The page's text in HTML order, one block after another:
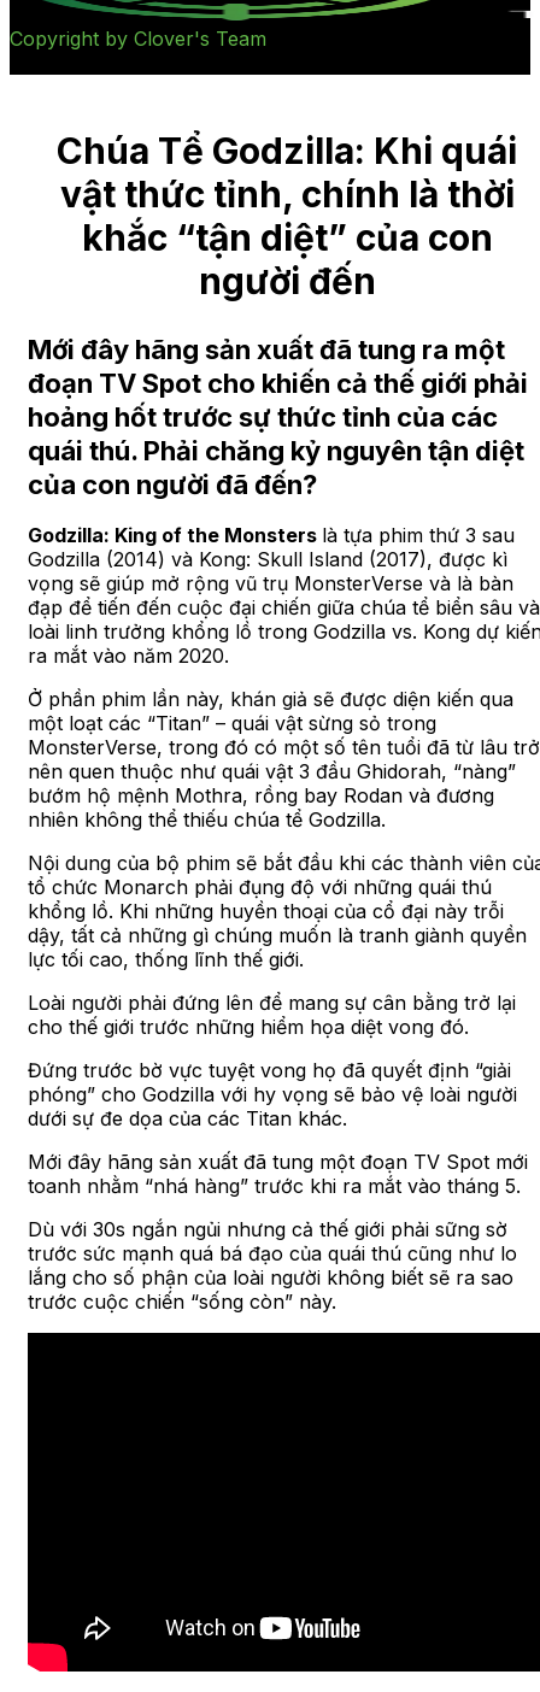
Copyright by Clover's Team
Chúa Tể Godzilla: Khi quái
vật thức tỉnh, chính là thời
khắc “tận diệt” của con
người đến
Mới đây hãng sản xuất đã tung ra một
đoạn TV Spot cho khiến cả thế giới phải
hoảng hốt trước sự thức tỉnh của các
quái thú. Phải chăng kỷ nguyên tận diệt
của con người đã đến?
Godzilla: King of the Monsters là tựa phim thứ 3 sau
Godzilla (2014) và Kong: Skull Island (2017), được kì
vọng sẽ giúp mở rộng vũ trụ MonsterVerse và là bàn
đạp để tiến đến cuộc đại chiến giữa chúa tể biển sâu và
loài linh trưởng khổng lồ trong Godzilla vs. Kong dự
ra mắt vào năm 2020.
Ở phần phim lần này, khán giả sẽ được diện kiến qua
một loạt các “Titan” – quái vật sừng sỏ trong
MonsterVerse, trong đó có một số tên tuổi đã từ lâu trở
nên quen thuộc như quái vật 3 đầu Ghidorah, “nàng”
bướm hộ mệnh Mothra, rồng bay Rodan và đương
nhiên không thể thiếu chúa tể Godzilla.
Nội dung của bộ phim sẽ bắt đầu khi các thành viên
tổ chức Monarch phải đụng độ với những quái thú
khổng lồ. Khi những huyền thoại của cổ đại này trỗi
dậy, tất cả những gì chúng muốn là tranh giành quyền
lực tối cao, thống lĩnh thế giới.
Loài người phải đứng lên để mang sự cân bằng trở lại
cho thế giới trước những hiểm họa diệt vong đó.
Đứng trước bờ vực tuyệt vong họ đã quyết định “giải
phóng” cho Godzilla với hy vọng sẽ bảo vệ loài người
dưới sự đe dọa của các Titan khác.
Mới đây hãng sản xuất đã tung một đoạn TV Spot mới
toanh nhằm “nhá hàng” trước khi ra mắt vào tháng 5.
Dù với 30s ngắn ngủi nhưng cả thế giới phải sững sờ
trước sức mạnh quá bá đạo của quái thú cũng như lo
lắng cho số phận của loài người không biết sẽ ra sao
trước cuộc chiến “sống còn” này.